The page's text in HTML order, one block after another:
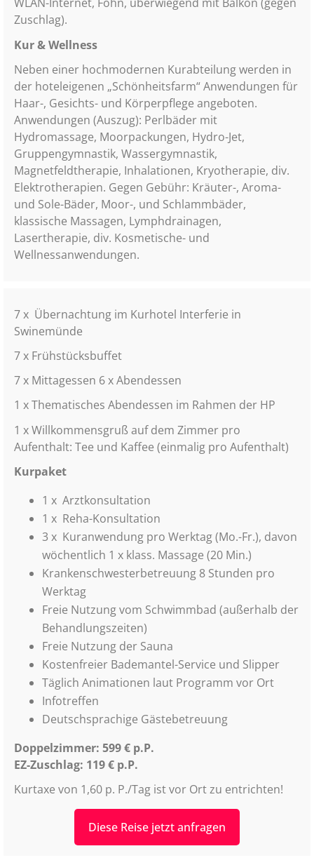
Zuschlag).
Kur & Wellness
Neben einer hochmodernen Kurabteilung werden in
der hoteleigenen „Schönheitsfarm“ Anwendungen für
Haar-, Gesichts- und Körperpflege angeboten.
Anwendungen (Auszug): Perlbäder mit
Hydromassage, Moorpackungen, Hydro-Jet,
Gruppengymnastik, Wassergymnastik,
Magnetfeldtherapie, Inhalationen, Kryotherapie, div.
Elektrotherapien. Gegen Gebühr: Kräuter-, Aroma-
und Sole-Bäder, Moor-, und Schlammbäder,
klassische Massagen, Lymphdrainagen,
Lasertherapie, div. Kosmetische- und
Wellnessanwendungen.
7 x Übernachtung im Kurhotel Interferie in
Swinemünde
7 x Frühstücksbuffet
7 x Mittagessen 6 x Abendessen
1 x Thematisches Abendessen im Rahmen der HP
1 x Willkommensgruß auf dem Zimmer pro
Aufenthalt: Tee und Kaffee (einmalig pro Aufenthalt)
Kurpaket
1 x Arztkonsultation
1 x Reha-Konsultation
3 x Kuranwendung pro Werktag(Mo.-Fr.), davon
wöchentlich 1 x klass. Massage (20 Min.)
Krankenschwesterbetreuung 8 Stunden pro
Werktag
Freie Nutzung vom Schwimmbad (außerhalb der
Behandlungszeiten)
Freie Nutzung der Sauna
Kostenfreier Bademantel-Service und Slipper
Täglich Animationen laut Programm vor Ort
Infotreffen
Deutschsprachige Gästebetreuung
Doppelzimmer: 599 € p.P.
EZ-Zuschlag: 119 € p.P.
Kurtaxe von 1,60 p. P./Tag ist vor Ort zu entrichten!
Diese Reise jetzt anfragen